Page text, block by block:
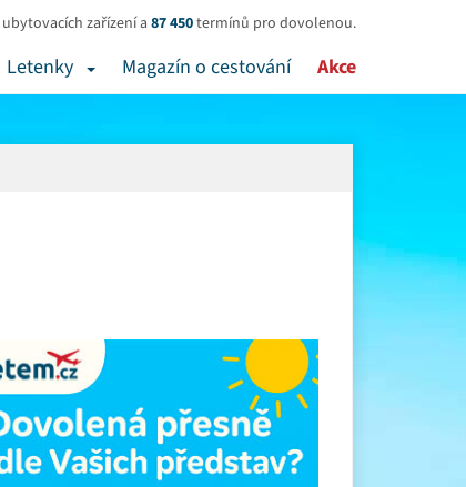
ubytovacích zařízení a 87 450termínů pro dovolenou.
Letenky Magazín o cestování Akce